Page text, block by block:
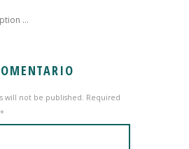
...
will not be published. Required